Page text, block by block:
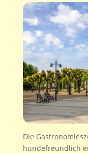
Die
hundefreundlich